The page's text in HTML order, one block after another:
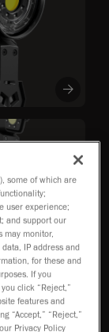
some of which are
user experience;
and support our
may monitor,
IP address and
for these and
If you
click “Reject,”
features and
“Accept,” “Reject,”
Privacy Policy